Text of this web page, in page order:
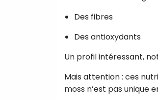
Des fibres
Des antioxydants
Un profil intéressant,
Mais attention : ces
moss n’est pas unique